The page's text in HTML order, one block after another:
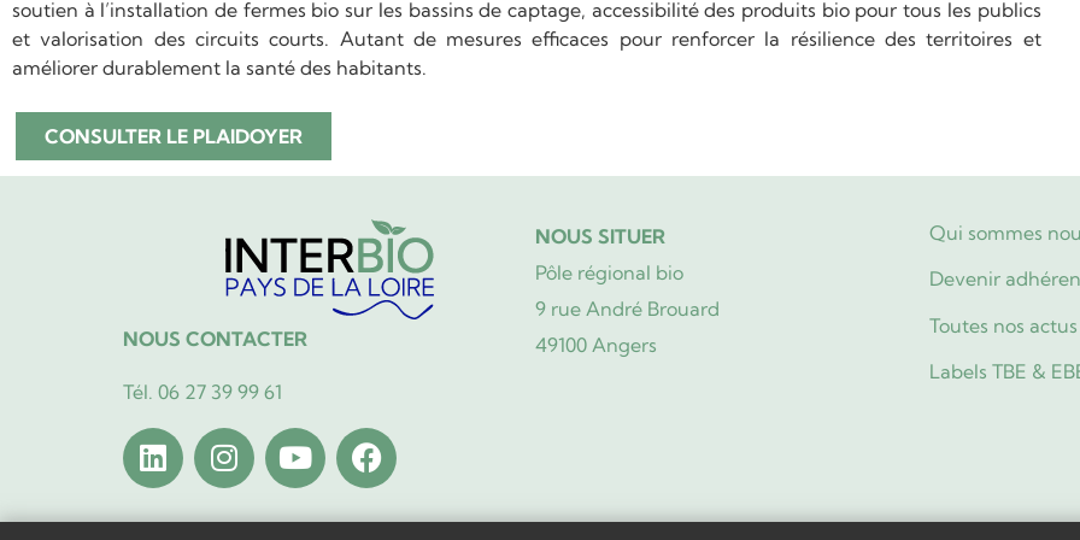
soutien à l’installation de fermes bio sur les bassins de captage, accessibilité des produits bio pour tous les publics
et valorisation des circuits courts. Autant de mesures efficaces pour renforcer la résilience des territoires et
améliorer durablement la santé des habitants.
CONSULTER LE PLAIDOYER
NOUS CONTACTER
Tél. 06 27 39 99 61
NOUS SITUER
Pôle régional bio
9 rue André Brouard
49100 Angers
Qui sommes
Devenir
Toutes nos actus
Labels TBE &